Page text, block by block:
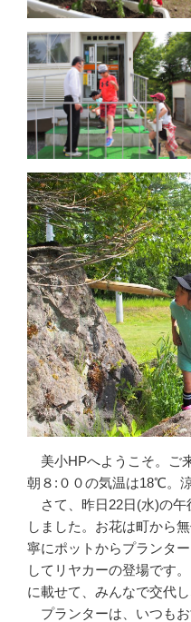
美小HPへようこそ。ご
朝８:００の気温は18℃。
さて、昨日22日(水)の午
しました。お花は町から
寧にポットからプランタ
してリヤカーの登場です
に載せて、みんなで交代
プランターは、いつも